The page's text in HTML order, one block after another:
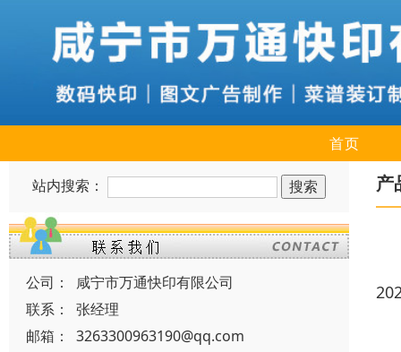
首页
站内搜索：
公司：
咸宁市万通快印有限公司
联系：
张经理
邮箱：
3263300963190@qq.com
产